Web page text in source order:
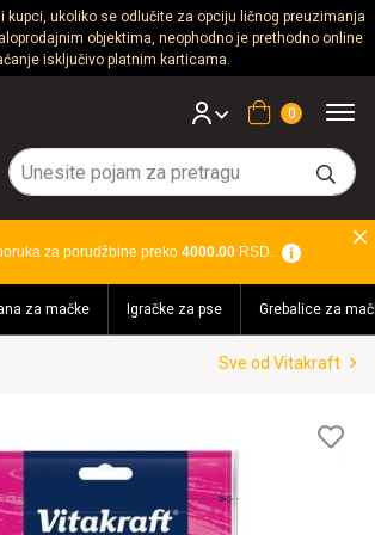
kupci, ukoliko se odlučite za opciju ličnog preuzimanja
objektima, neophodno je prethodno online
isključivo platnim karticama.
Korpa
za porudžbine preko 4000.00RSD.
za mačke Igračke za pse Grebalice za
Sve od Vitakraft